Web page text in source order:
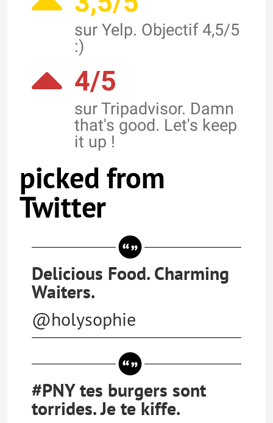
sur Yelp. Objectif 4,5/5
:)
4/5
sur Tripadvisor. Damn
that's good. Let's keep
it up !
picked from
Twitter
Delicious Food. Charming
Waiters.
@holysophie
#PNY tes burgers sont
torrides. Je te kiffe.